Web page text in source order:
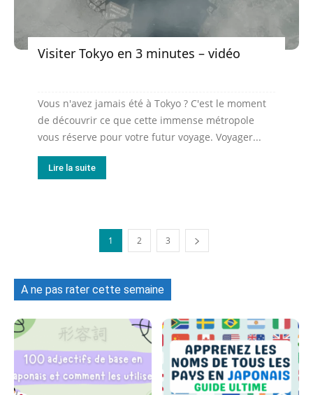
Visiter Tokyo en 3 minutes – vidéo
Vous n'avez jamais été à Tokyo ? C'est le moment
de découvrir ce que cette immense métropole
vous réserve pour votre futur voyage. Voyager...
Lire la suite
1 2 3
A ne pas rater cette semaine